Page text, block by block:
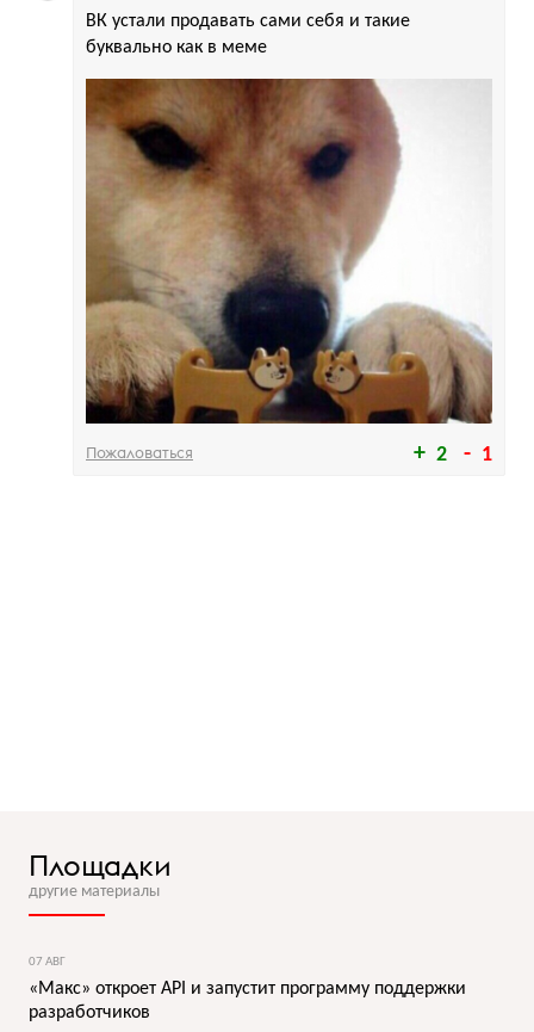
2 1
ВК устали продавать сами себя и такие
буквально как в меме
Пожаловаться
Площадки
другие материалы
07 АВГ
«Макс» откроет API и запустит программу поддержки
разработчиков